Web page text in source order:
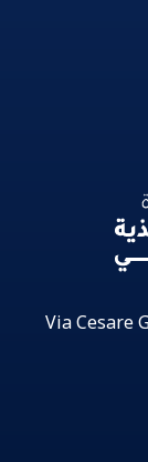
Via Cesare